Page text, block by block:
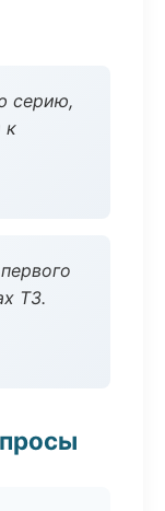
серию,
к
ТЗ.